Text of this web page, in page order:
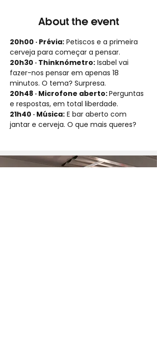
About the event
20h00 · Prévia: Petiscos e a primeira
cerveja para começar a pensar.
20h30 · Thinknómetro: Isabel vai
fazer-nos pensar em apenas 18
minutos. O tema? Surpresa.
20h48 · Microfone aberto: Perguntas
e respostas, em total liberdade.
21h40 · Música: E bar aberto com
jantar e cerveja. O que mais queres?